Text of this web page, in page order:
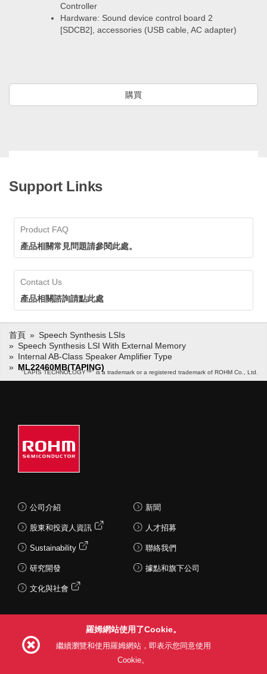
Controller
Hardware: Sound device control board 2
[SDCB2], accessories (USB cable, AC adapter)
購買
Support Links
Product FAQ
產品相關常見問題請參閱此處。
Contact Us
產品相關諮詢請點此處
"LAPIS TECHNOLOGY™" is a trademark or a registered trademark of ROHM Co., Ltd.
首頁
Speech Synthesis LSIs
Speech Synthesis LSI With External Memory
Internal AB-Class Speaker Amplifier Type
ML22460MB(TAPING)
公司介紹
股東和投資人資訊
Sustainability
研究開發
文化與社會
新聞
人才招募
聯絡我們
據點和旗下公司
羅姆網站使用了Cookie。
繼續瀏覽和使用羅姆網站，即表示您同意使用
Cookie。